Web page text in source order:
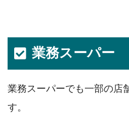
業務スーパー
業務スーパーでも一部の店
す。